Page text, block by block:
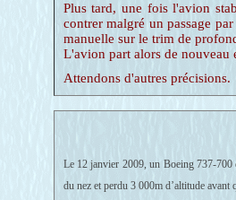
Plus tard, une fois l'avion
contrer malgré un passage
manuelle sur le trim de
L'avion part alors de nouveau
Attendons d'autres précisions.
Le 12 janvier 2009, un Boeing 737-700
du nez et perdu 3 000m d’altitude avant